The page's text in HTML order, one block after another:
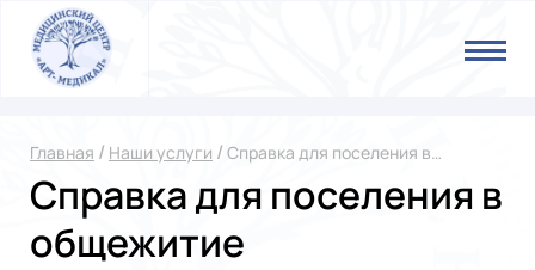
Главная / Наши услуги / Справка для поселения в
Справка для поселения в
общежитие